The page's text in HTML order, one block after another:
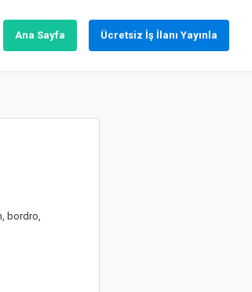
Ana Sayfa Ücretsiz İş İlanı Yayınla
bordro,